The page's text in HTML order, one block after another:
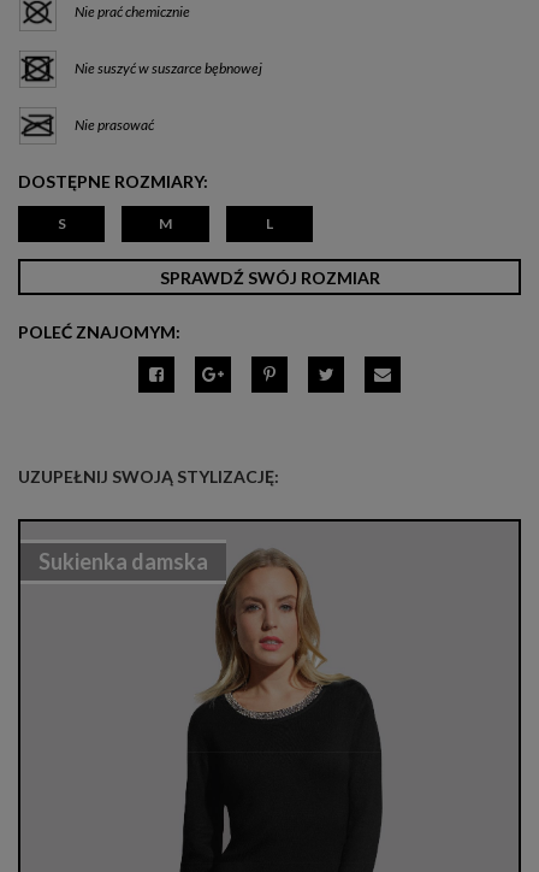
Nie prać chemicznie
Nie suszyć w suszarce bębnowej
Nie prasować
DOSTĘPNE ROZMIARY:
S M L
SPRAWDŹ SWÓJ ROZMIAR
POLEĆ ZNAJOMYM:
UZUPEŁNIJ SWOJĄ STYLIZACJĘ:
Sukienka damska